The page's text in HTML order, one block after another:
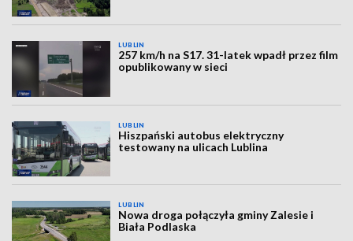
LUBLIN
257 km/h na S17. 31-latek wpadł przez film
opublikowany w sieci
LUBLIN
Hiszpański autobus elektryczny
testowany na ulicach Lublina
LUBLIN
Nowa droga połączyła gminy Zalesie i
Biała Podlaska